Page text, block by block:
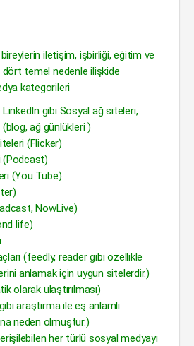
iletişim, işbirliği, eğitim ve
temel nedenle ilişkide
kategorileri
gibi Sosyal ağ siteleri,
ağ günlükleri )
(Flicker)
(Podcast)
(You Tube)
NowLive)
life)
(feedly, reader gibi özellikle
anlamak için uygun sitelerdir.)
olarak ulaştırılması)
araştırma ile eş anlamlı
neden olmuştur.)
her türlü sosyal medyayı